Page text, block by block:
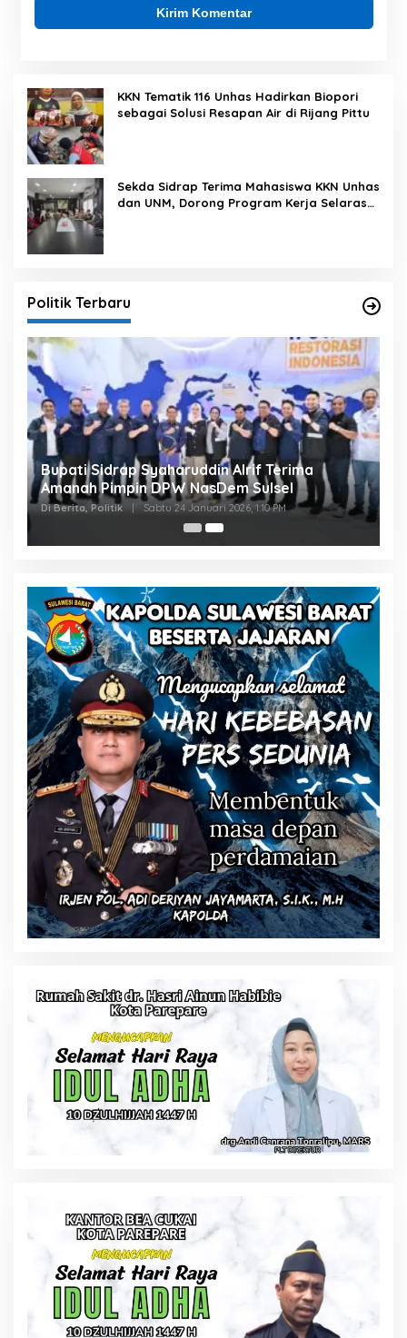
KKN Tematik 116 Unhas Hadirkan Biopori
sebagai Solusi Resapan Air di Rijang Pittu
Sekda Sidrap Terima Mahasiswa KKN Unhas
dan UNM, Dorong Program Kerja Selaras
Politik Terbaru
Bupati Sidrap Syaharuddin Alrif Terima
Amanah Pimpin DPW NasDem Sulsel
Di Berita, Politik Sabtu 24 Januari 2026, 1:10 PM